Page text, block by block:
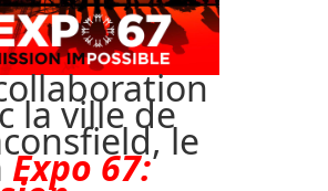
la ville de
le
Expo 67: